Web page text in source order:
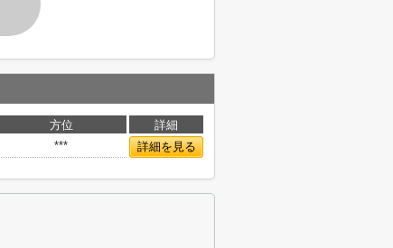
方位
詳細
*** 詳細を見る